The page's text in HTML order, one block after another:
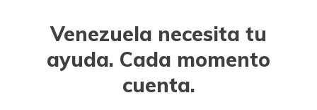
Venezuela necesita tu
ayuda. Cada momento
cuenta.